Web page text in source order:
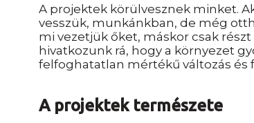
A projektek körülvesznek minket.
vesszük, munkánkban, de még
mi vezetjük őket, máskor csak
hivatkozunk rá, hogy a környezet
felfoghatatlan mértékű változás
A projektek természete